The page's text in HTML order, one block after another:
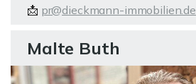
📩 pr@dieckmann-immobilien.de
Malte Buth